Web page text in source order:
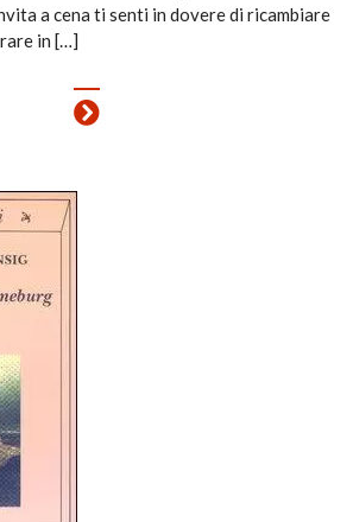
a cena ti senti in dovere di ricambiare
in […]